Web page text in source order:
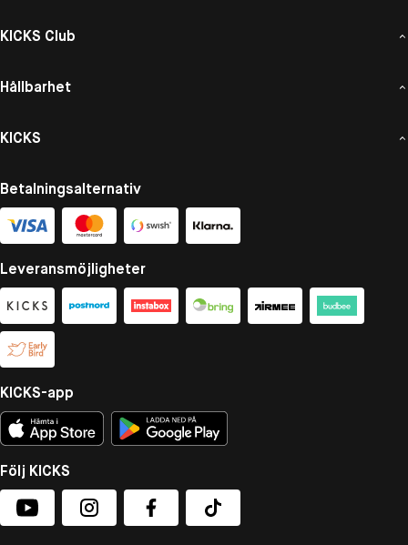
KICKS Club
Hållbarhet
KICKS
Betalningsalternativ
Leveransmöjligheter
KICKS-app
Följ KICKS